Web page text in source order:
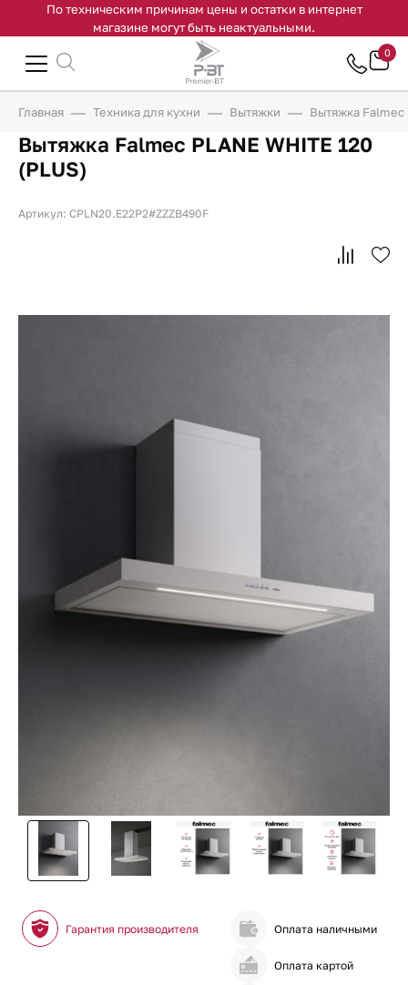
По техническим причинам цены и остатки в интернет
магазине могут быть неактуальными.
0
Главная Техника для кухни Вытяжки Вытяжка Falmec
Вытяжка Falmec PLANE WHITE 120
(PLUS)
Артикул: CPLN20.E22P2#ZZZB490F
Гарантия производителя Оплата наличными
Оплата картой